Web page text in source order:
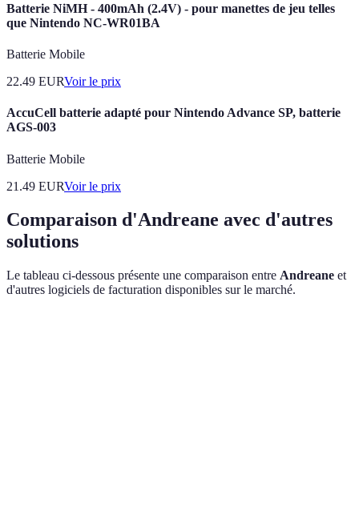
Batterie NiMH - 400mAh (2.4V) - pour manettes de jeu telles
que Nintendo NC-WR01BA
Batterie Mobile
22.49 EURVoir le prix
AccuCell batterie adapté pour Nintendo Advance SP, batterie
AGS-003
Batterie Mobile
21.49 EURVoir le prix
Comparaison d'Andreane avec d'autres
solutions
Le tableau ci-dessous présente une comparaison entre Andreane et
d'autres logiciels de facturation disponibles sur le marché.